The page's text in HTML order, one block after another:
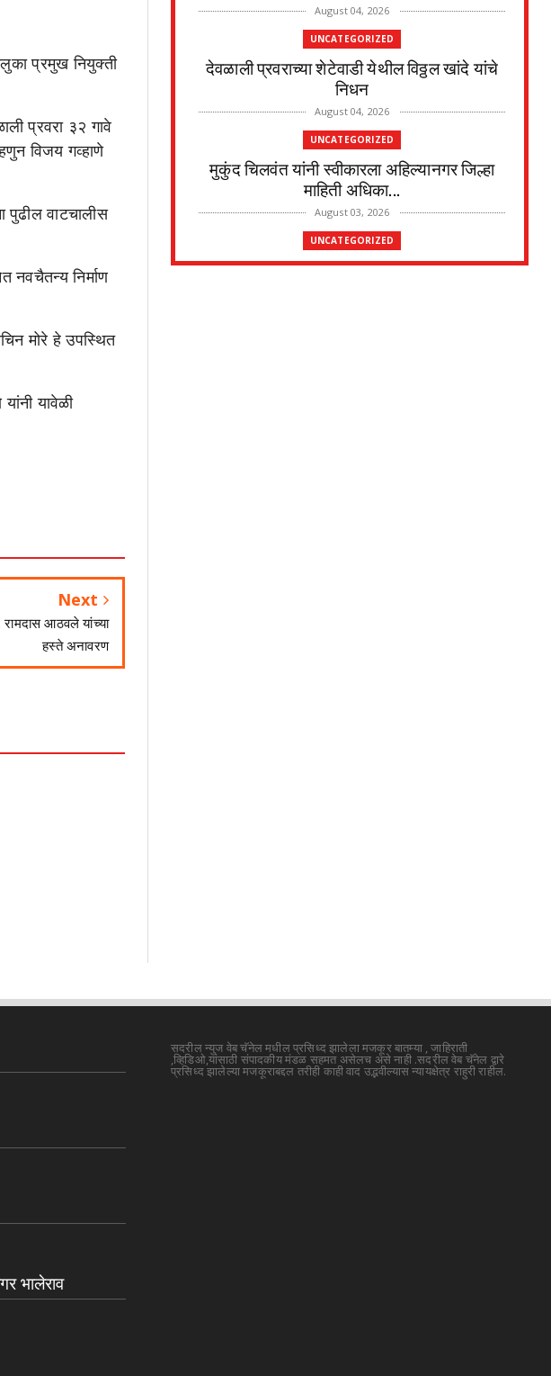
प्रमुख नियुक्ती
प्रवरा ३२ गावे
विजय गव्हाणे
पुढील वाटचालीस
नवचैतन्य निर्माण
मोरे हे उपस्थित
यावेळी
Next
आठवले यांच्या
हस्ते अनावरण
August 04, 2026
UNCATEGORIZED
देवळाली प्रवराच्या शेटेवाडी येथील विठ्ठल खांदे यांचे
निधन
August 04, 2026
UNCATEGORIZED
मुकुंद चिलवंत यांनी स्वीकारला अहिल्यानगर जिल्हा
माहिती अधिका...
August 03, 2026
UNCATEGORIZED
देवळाली प्रवरा येथील विधिज्ञ ॲड. प्रकाश संसारे
भालेराव
सदरील न्युज वेब चॅनेल मधील प्रसिध्द झालेला मजकूर बातम्या , जाहिराती
,व्हिडिओ,यांसाठी संपादकीय मंडळ सहमत असेलच असे नाही .सदरील वेब चॅनेल द्वारे
प्रसिध्द झालेल्या मजकूराबद्दल तरीही काही वाद उद्भवील्यास न्यायक्षेत्र राहुरी राहील.